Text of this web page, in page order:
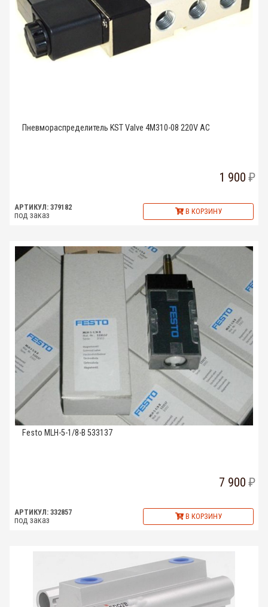
Пневмораспределитель KST Valve 4M310-08 220V AC
1 900
АРТИКУЛ: 379182
под заказ В КОРЗИНУ
Festo MLH-5-1/8-B 533137
7 900
АРТИКУЛ: 332857
под заказ В КОРЗИНУ